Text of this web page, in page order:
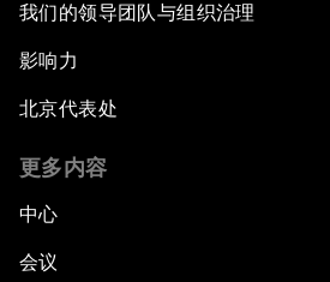
我们的领导团队与组织治理
影响力
北京代表处
更多内容
中心
会议